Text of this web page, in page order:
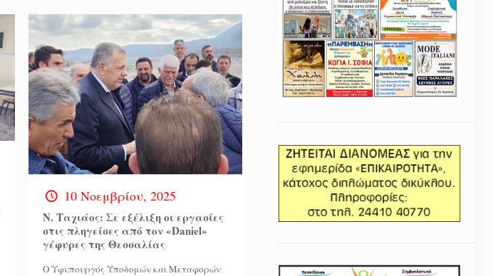
10 Νοεμβρίου, 2025
Ν. Ταχιάος: Σε εξέλιξη οι εργασίες
στις πληγείσες από τον «Daniel»
γέφυρες της Θεσσαλίας
Ο Υφυπουργός Υποδομών και Μεταφορών